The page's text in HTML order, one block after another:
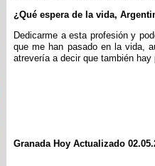
¿Qué espera de la vida,
Dedicarme a esta profesión y
que me han pasado en la vida,
atrevería a decir que también hay
Granada Hoy Actualizado